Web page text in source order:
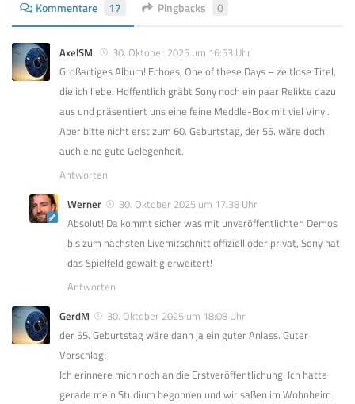
Kommentare 17 Pingbacks 0
AxelSM.
30. Oktober 2025 um 16:53 Uhr
Großartiges Album! Echoes, One of these Days – zeitlose Titel,
die ich liebe. Hoffentlich gräbt Sony noch ein paar Relikte dazu
aus und präsentiert uns eine feine Meddle-Box mit viel Vinyl.
Aber bitte nicht erst zum 60. Geburtstag, der 55. wäre doch
auch eine gute Gelegenheit.
Antworten
Werner
30. Oktober 2025 um 17:38 Uhr
Absolut! Da kommt sicher was mit unveröffentlichten Demos
bis zum nächsten Livemitschnitt offiziell oder privat, Sony hat
das Spielfeld gewaltig erweitert!
Antworten
GerdM
30. Oktober 2025 um 18:08 Uhr
der 55. Geburtstag wäre dann ja ein guter Anlass. Guter
Vorschlag!
Ich erinnere mich noch an die Erstveröffentlichung. Ich hatte
gerade mein Studium begonnen und wir saßen im Wohnheim